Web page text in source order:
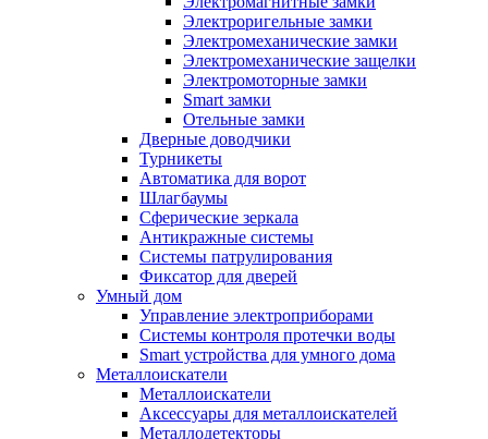
Электроригельные замки
Электромеханические замки
Электромеханические защелки
Электромоторные замки
Smart замки
Отельные замки
Дверные доводчики
Турникеты
Автоматика для ворот
Шлагбаумы
Сферические зеркала
Антикражные системы
Системы патрулирования
Фиксатор для дверей
Умный дом
Управление электроприборами
Системы контроля протечки воды
Smart устройства для умного дома
Металлоискатели
Металлоискатели
Аксессуары для металлоискателей
Металлодетекторы